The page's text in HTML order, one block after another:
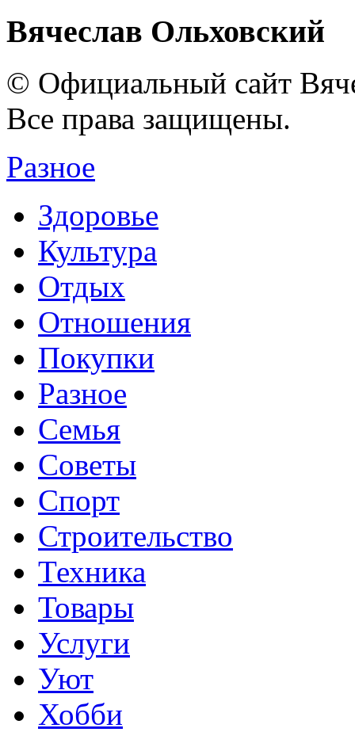
Вячеслав Ольховский
© Официальный сайт
Все права защищены.
Разное
Здоровье
Культура
Отдых
Отношения
Покупки
Разное
Семья
Советы
Спорт
Строительство
Техника
Товары
Услуги
Уют
Хобби